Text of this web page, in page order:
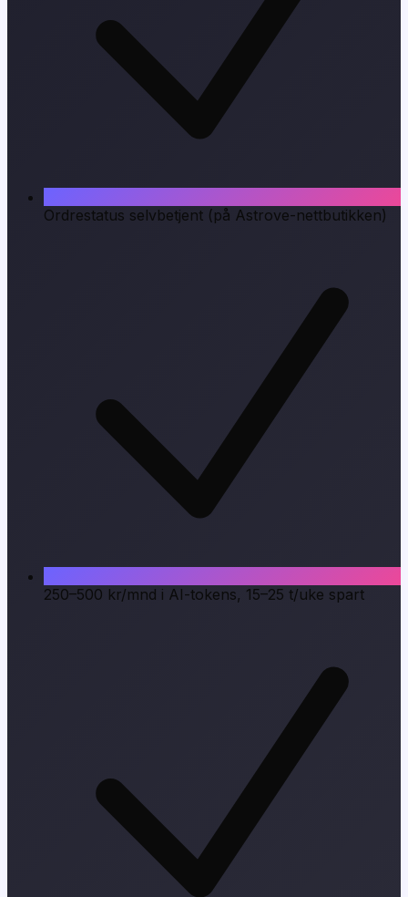
Ordrestatus selvbetjent (på Astrove-nettbutikken)
250–500 kr/mnd i AI-tokens, 15–25 t/uke spart